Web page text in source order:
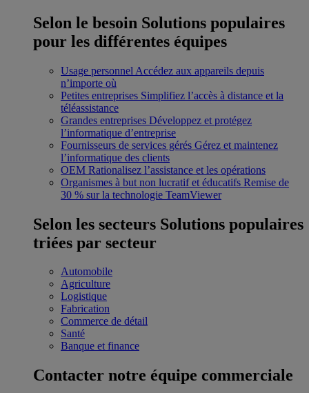
Selon le besoin Solutions populaires
pour les différentes équipes
Usage personnel Accédez aux appareils depuis
n’importe où
Petites entreprises Simplifiez l’accès à distance et la
téléassistance
Grandes entreprises Développez et protégez
l’informatique d’entreprise
Fournisseurs de services gérés Gérez et maintenez
l’informatique des clients
OEM Rationalisez l’assistance et les opérations
Organismes à but non lucratif et éducatifs Remise de
30 % sur la technologie TeamViewer
Selon les secteurs Solutions populaires
triées par secteur
Automobile
Agriculture
Logistique
Fabrication
Commerce de détail
Santé
Banque et finance
Contacter notre équipe commerciale